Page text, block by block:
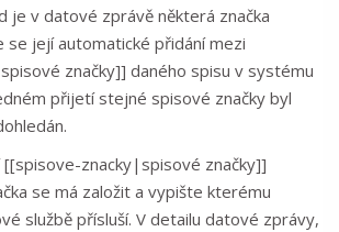
je v datové zprávě některá značka
se její automatické přidání mezi
značky]] daného spisu v systému
přijetí stejné spisové značky byl
[[spisove-znacky|spisové značky]]
se má založit a vypište kterému
službě přísluší. V detailu datové zprávy,